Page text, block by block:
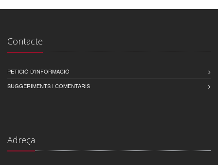
Contacte
PETICIÓ D'INFORMACIÓ
SUGGERIMENTS I COMENTARIS
Adreça